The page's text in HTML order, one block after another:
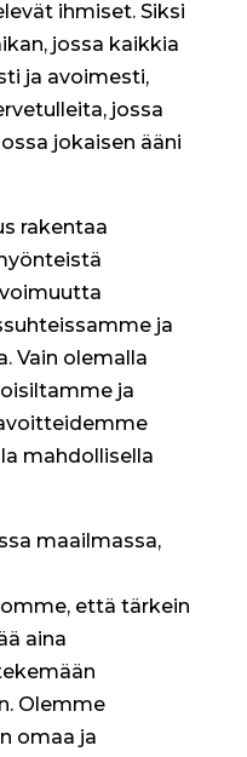
ihmiset. Siksi
jossa kaikkia
ja avoimesti,
jossa
jokaisen ääni
rakentaa
ja
Vain olemalla
ja
mahdollisella
maailmassa,
että tärkein
aina
Olemme
omaa ja